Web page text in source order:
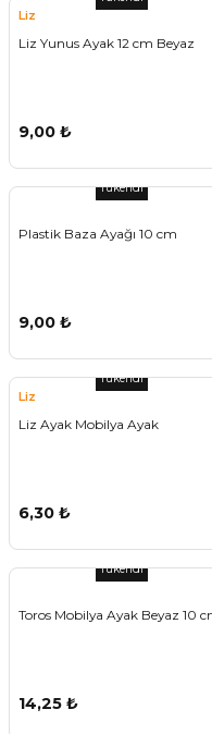
Liz
Liz Yunus Ayak 12 cm Beyaz
9,00 ₺
Tükendi
Plastik Baza Ayağı 10 cm
9,00 ₺
Tükendi
Liz
Liz Ayak Mobilya Ayak
6,30 ₺
Tükendi
Toros Mobilya Ayak Beyaz 10
14,25 ₺